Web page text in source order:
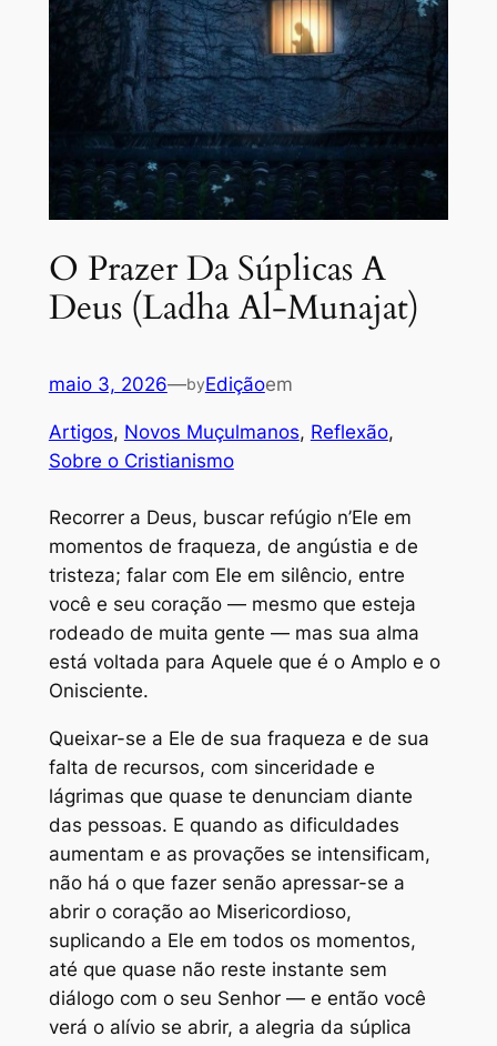
O Prazer Da Súplicas A
Deus (Ladha Al-Munajat)
maio 3, 2026—byEdiçãoem
Artigos, Novos Muçulmanos, Reflexão
Sobre o Cristianismo
Recorrer a Deus, buscar refúgio n’Ele em
momentos de fraqueza, de angústia e de
tristeza; falar com Ele em silêncio, entre
você e seu coração — mesmo que esteja
rodeado de muita gente — mas sua alma
está voltada para Aquele que é o Amplo e o
Onisciente.
Queixar-se a Ele de sua fraqueza e de sua
falta de recursos, com sinceridade e
lágrimas que quase te denunciam diante
das pessoas. E quando as dificuldades
aumentam e as provações se intensificam,
não há o que fazer senão apressar-se a
abrir o coração ao Misericordioso,
suplicando a Ele em todos os momentos,
até que quase não reste instante sem
diálogo com o seu Senhor — e então você
verá o alívio se abrir, a alegria da súplica